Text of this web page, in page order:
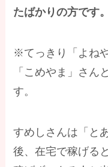
たばかりの方です。
※てっきり「よね
「こめやま」さん
す。
すめしさんは「と
後、在宅で稼げる